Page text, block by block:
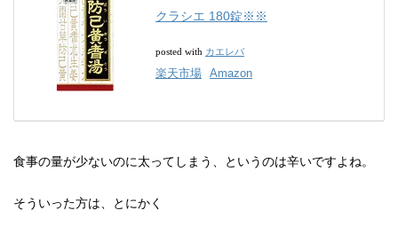
クラシエ 180錠※※
posted with カエレバ
楽天市場 Amazon
食事の量が少ないのに太ってしまう、というのは辛いですよね。
そういった方は、とにかく